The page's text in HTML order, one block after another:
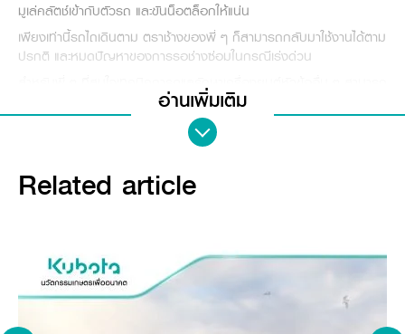
มูเล่คลัตช์เข้ากับตัวรถ และขันน็อตล็อกให้แน่น
เพียงเท่านี้รถไถเดินตาม ตราช้างของพี่ ๆ ก็สามารถกลับมาใช้งานได้ตาม
ปรกติ และหมดปัญหาของการรอช่างซ่อมในกรณีเร่งด่วน
สำหรับพี่ ๆ ที่สนใจเทคนิคการดูแลรักษาเครื่องยนต์หัวข้ออื่น ๆ สามารถ
ศึกษาได้ที่ฟังก์ชันในแอปพลิเคชัน Kubota Smart >> เลือก
“เครื่องยนต์&รถไถ” และดูหัวข้อที่สนใจอื่น ๆ แล้วพบกันใหม่ในหัวข้อต่อ
แกลลอรี่ สาระความรู้
อ่านเพิ่มเติม
Related article